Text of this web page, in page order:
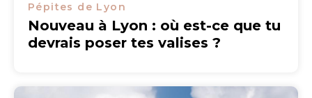
Pépites de Lyon
Nouveau à Lyon : où est-ce que tu
devrais poser tes valises ?